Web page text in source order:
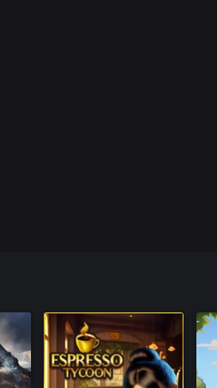
community
risk